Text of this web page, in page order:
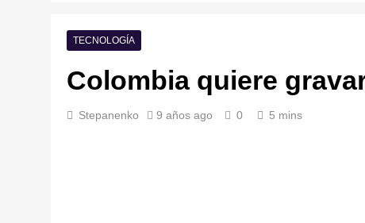
TECNOLOGÍA
Colombia quiere
Stepanenko 9 años ago 0 5 mins